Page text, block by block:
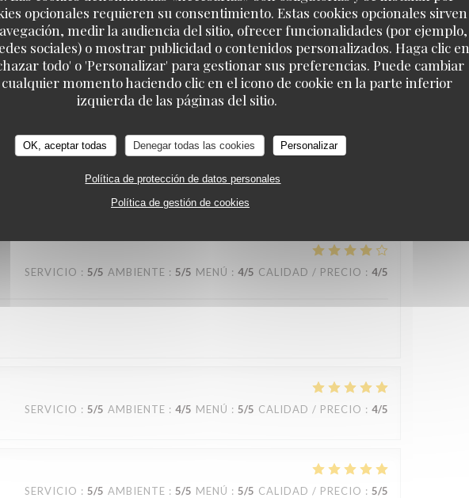
opcionales requieren su consentimiento. Estas cookies opcionales sirven
medir la audiencia del sitio, ofrecer funcionalidades (por ejemplo,
sociales) o mostrar publicidad o contenidos personalizados. Haga clic en
todo' o 'Personalizar' para gestionar sus preferencias. Puede cambiar
cualquier momento haciendo clic en el icono de cookie en la parte inferior
izquierda de las páginas del sitio.
OK, aceptar todas Denegar todas las cookies Personalizar
Política de protección de datos personales
Política de gestión de cookies
sont bien garnis ! J’y retournerai avec plaisir !
SERVICIO: 5/5 AMBIENTE: 4/5 MENÚ: 4/5 CALIDAD / PRECIO
SERVICIO : 5/5 AMBIENTE : 5/5 MENÚ : 4/5 CALIDAD / PRECIO : 4/5
SERVICIO : 5/5 AMBIENTE : 4/5 MENÚ : 5/5 CALIDAD / PRECIO : 4/5
SERVICIO : 5/5 AMBIENTE : 5/5 MENÚ : 5/5 CALIDAD / PRECIO : 5/5